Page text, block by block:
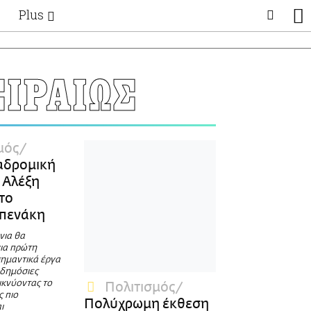
Plus
Αφιερώματα
Ζώδια
Οι Αθηναίοι
Απώλειες
Lgbtqi+
θα
πρώτη
έργα
δημόσιες
το
πιο
Πολιτισμός
Πολύχρωμη έκθεση